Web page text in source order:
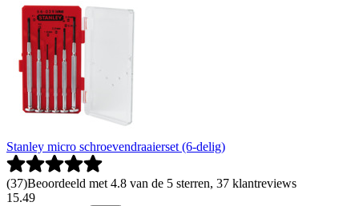
Stanley micro schroevendraaierset (6-delig)
(37)Beoordeeld met 4.8 van de 5 sterren, 37 klantreviews
15.49